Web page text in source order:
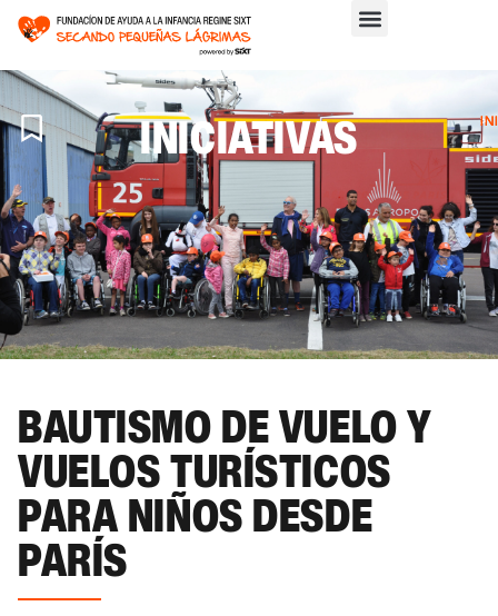
INICIATIVAS >
BAUTISMO DE VUELO Y
VUELOS TURÍSTICOS
PARA NIÑOS DESDE
PARÍS